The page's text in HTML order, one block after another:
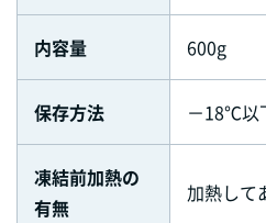
内容量 600g
保存方法 －18℃以
凍結前加熱の
有無
加熱して